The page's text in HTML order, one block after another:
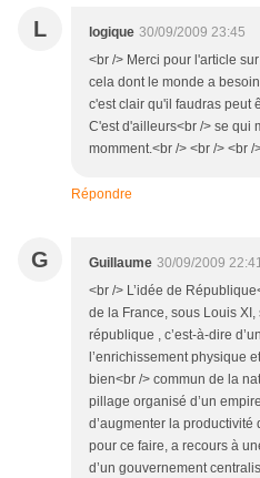
L logique 30/09/2009 23:45
<br /> Merci pour l'article
cela dont le monde a
c'est clair qu'il faudras peut
C'est d'ailleurs<br /> se qui
momment.<br /> <br /> <br /
Répondre
G Guillaume 30/09/2009
<br /> L’idée de
de la France, sous Louis XI,
république , c’est-à-dire
l’enrichissement physique
bien<br /> commun de la
pillage organisé d’un
d’augmenter la
pour ce faire, a recours à
d’un gouvernement